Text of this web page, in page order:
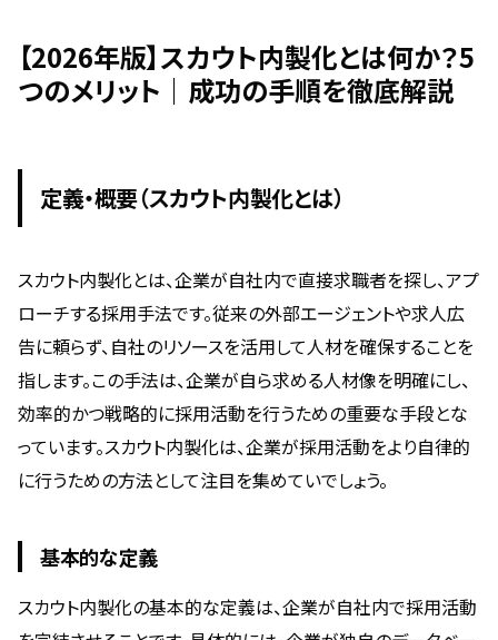
【2026年版】スカウト内製化とは何か？5
つのメリット｜成功の手順を徹底解説
定義・概要（スカウト内製化とは）
スカウト内製化とは、企業が自社内で直接求職者を探し、アプ
ローチする採用手法です。従来の外部エージェントや求人広
告に頼らず、自社のリソースを活用して人材を確保することを
指します。この手法は、企業が自ら求める人材像を明確にし、
効率的かつ戦略的に採用活動を行うための重要な手段とな
っています。スカウト内製化は、企業が採用活動をより自律的
に行うための方法として注目を集めていでしょう。
基本的な定義
スカウト内製化の基本的な定義は、企業が自社内で採用活動